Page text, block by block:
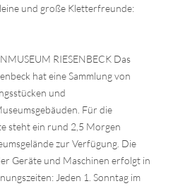
und große Kletterfreunde:
RIESENBECK Das
hat eine Sammlung von
und
Für die
steht ein rund 2,5 Morgen
zur Verfügung. Die
Geräte und Maschinen erfolgt in
Jeden 1. Sonntag im